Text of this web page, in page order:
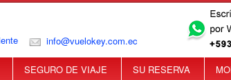
info@vuelokey.com.ec
SEGURO DE VIAJE SU RESERVA